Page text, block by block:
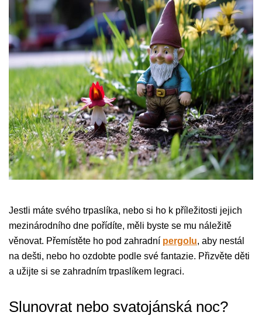
Jestli máte svého trpaslíka, nebo si ho k příležitosti jejich
mezinárodního dne pořídíte, měli byste se mu náležitě
věnovat. Přemístěte ho pod zahradní pergolu, aby nestál
na dešti, nebo ho ozdobte podle své fantazie. Přizvěte děti
a užijte si se zahradním trpaslíkem legraci.
Slunovrat nebo svatojánská noc?